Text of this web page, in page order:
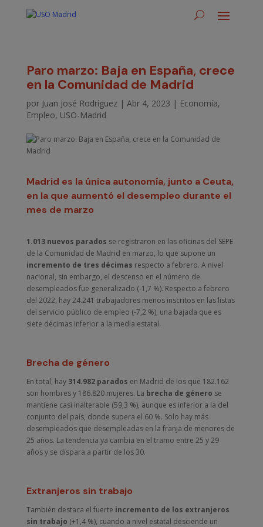
Paro marzo: Baja en España, crece
en la Comunidad de Madrid
por Juan José Rodríguez| Abr 4, 2023 | Economía,
Empleo, USO-Madrid
Madrid es la única autonomía, junto a Ceuta,
en la que aumentó el desempleo durante el
mes de marzo
1.013 nuevos parados se registraron en las oficinas del SEPE
de la Comunidad de Madrid en marzo, lo que supone un
incremento de tres décimas respecto a febrero. A nivel
nacional, sin embargo, el descenso en el número de
desempleados fue generalizado (-1,7 %). Respecto a febrero
del 2022, hay 24.241 trabajadores menos inscritos en las listas
del servicio público de empleo (-7,2 %), una bajada que es
siete décimas inferior a la media estatal.
Brecha de género
En total, hay 314.982 parados en Madrid de los que 182.162
son hombres y 186.820 mujeres. La brecha de género se
mantiene casi inalterable (59,3 %), aunque es inferior a la del
conjunto del país, donde supera el 60 %. Solo hay más
desempleados que desempleadas en la franja de menores de
25 años. La tendencia ya cambia en el tramo entre 25 y 29
años y se dispara a partir de los 30.
Extranjeros sin trabajo
También destaca el fuerte incremento de los extranjeros
sin trabajo (+1,4 %), cuando a nivel estatal desciende un